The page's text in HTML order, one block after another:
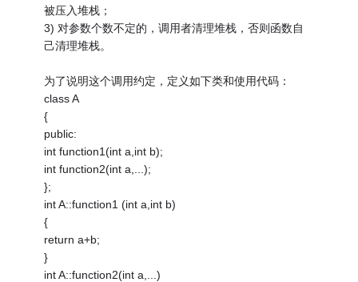
被压入堆栈；
3) 对参数个数不定的，调用者清理堆栈，否则函数自
己清理堆栈。
为了说明这个调用约定，定义如下类和使用代码：
class A
{
public:
int function1(int a,int b);
int function2(int a,...);
};
int A::function1 (int a,int b)
{
return a+b;
}
int A::function2(int a,...)